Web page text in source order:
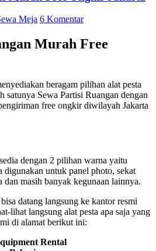
Meja 6 Komentar
Murah Free
beragam pilihan alat pesta
satunya Sewa Partisi Ruangan dengan
free ongkir diwilayah Jakarta
dengan 2 pilihan warna yaitu
untuk panel photo, sekat
dan masih banyak kegunaan lainnya.
datang langsung ke kantor resmi
lihat langsung alat pesta apa saja yang
di alamat berikut ini:
Rental